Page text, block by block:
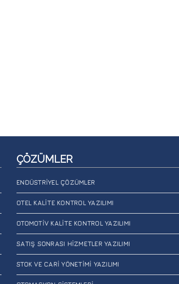
ÇÖZÜMLER
ENDÜSTRIYEL ÇÖZÜMLER
OTEL KALITE KONTROL YAZILIMI
OTOMOTIV KALITE KONTROL YAZILIMI
SATIŞ SONRASI HIZMETLER YAZILIMI
STOK VE CARI YÖNETIMI YAZILIMI